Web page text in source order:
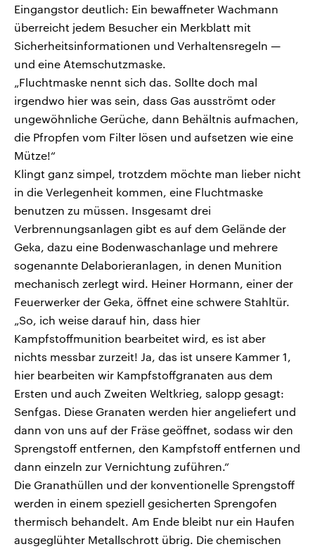
Eingangstor deutlich: Ein bewaffneter Wachmann
überreicht jedem Besucher ein Merkblatt mit
Sicherheitsinformationen und Verhaltensregeln —
und eine Atemschutzmaske.
„Fluchtmaske nennt sich das. Sollte doch mal
irgendwo hier was sein, dass Gas ausströmt oder
ungewöhnliche Gerüche, dann Behältnis aufmachen,
die Pfropfen vom Filter lösen und aufsetzen wie eine
Mütze!“
Klingt ganz simpel, trotzdem möchte man lieber nicht
in die Verlegenheit kommen, eine Fluchtmaske
benutzen zu müssen. Insgesamt drei
Verbrennungsanlagen gibt es auf dem Gelände der
Geka, dazu eine Bodenwaschanlage und mehrere
sogenannte Delaborieranlagen, in denen Munition
mechanisch zerlegt wird. Heiner Hormann, einer der
Feuerwerker der Geka, öffnet eine schwere Stahltür.
„So, ich weise darauf hin, dass hier
Kampfstoffmunition bearbeitet wird, es ist aber
nichts messbar zurzeit! Ja, das ist unsere Kammer 1,
hier bearbeiten wir Kampfstoffgranaten aus dem
Ersten und auch Zweiten Weltkrieg, salopp gesagt:
Senfgas. Diese Granaten werden hier angeliefert und
dann von uns auf der Fräse geöffnet, sodass wir den
Sprengstoff entfernen, den Kampfstoff entfernen und
dann einzeln zur Vernichtung zuführen.“
Die Granathüllen und der konventionelle Sprengstoff
werden in einem speziell gesicherten Sprengofen
thermisch behandelt. Am Ende bleibt nur ein Haufen
ausgeglühter Metallschrott übrig. Die chemischen